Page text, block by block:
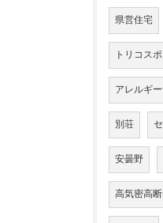
県営住宅
トリコス
アレルギ
別荘
安曇野
高気密高